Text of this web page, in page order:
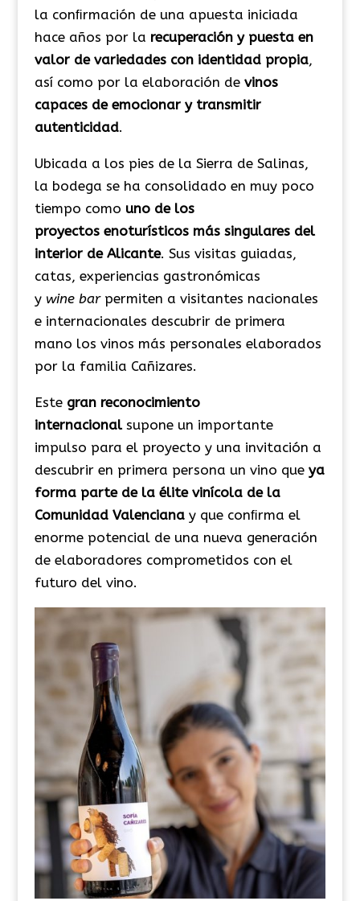
la conﬁrmación de una apuesta iniciada
hace años por la recuperación y puesta en
valor de variedades con identidad propia,
así como por la elaboración de vinos
capaces de emocionar y transmitir
autenticidad.
Ubicada a los pies de la Sierra de Salinas,
la bodega se ha consolidado en muy poco
tiempo como uno de los
proyectos enoturísticos más singulares del
interior de Alicante. Sus visitas guiadas,
catas, experiencias gastronómicas
y wine barpermiten a visitantes nacionales
e internacionales descubrir de primera
mano los vinos más personales elaborados
por la familia Cañizares.
Este gran reconocimiento
internacionalsupone un importante
impulso para el proyecto y una invitación a
descubrir en primera persona un vino que ya
forma parte de la élite vinícola de la
Comunidad Valencianay que conﬁrma el
enorme potencial de una nueva generación
de elaboradores comprometidos con el
futuro del vino.